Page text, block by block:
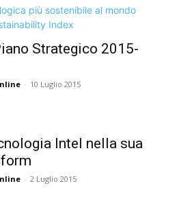
Strategico 2015-
- 10 Luglio 2015
Intel nella sua
- 2 Luglio 2015